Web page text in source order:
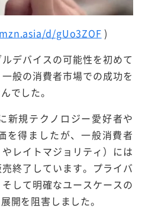
d/gUo3ZOF )
デバイスの可能性を初めて
般の消費者市場での成功を
でした。
新規テクノロジー愛好者や
を得ましたが、一般消費者
やレイトマジョリティ）には
終了しています。プライバ
して明確なユースケースの
開を阻害しました。